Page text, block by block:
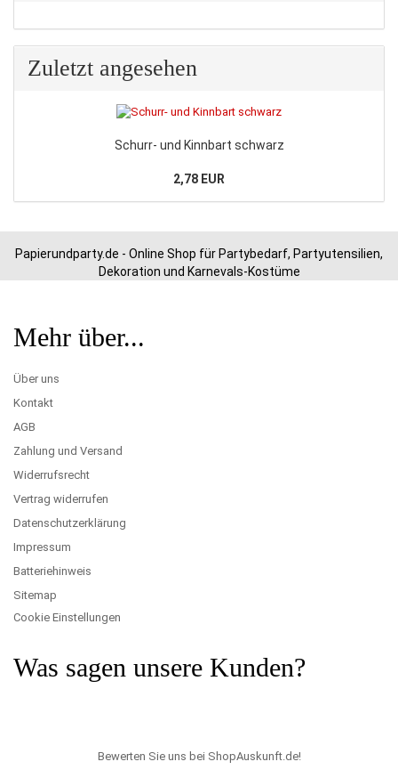
Zuletzt angesehen
Schurr- und Kinnbart schwarz
2,78 EUR
Papierundparty.de - Online Shop für Partybedarf, Partyutensilien,
Dekoration und Karnevals-Kostüme
Mehr über...
Über uns
Kontakt
AGB
Zahlung und Versand
Widerrufsrecht
Vertrag widerrufen
Datenschutzerklärung
Impressum
Batteriehinweis
Sitemap
Cookie Einstellungen
Was sagen unsere Kunden?
Bewerten Sie uns bei ShopAuskunft.de!